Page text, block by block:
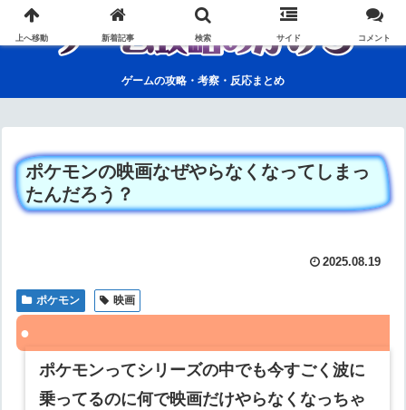
ゲームの攻略・考察・反応まとめ
ポケモンの映画なぜやらなくなってしまっ
たんだろう？
2025.08.19
ポケモン 映画
ポケモンってシリーズの中でも今すごく波に
乗ってるのに何で映画だけやらなくなっちゃ
上へ移動 新着記事 検索 サイド コメント